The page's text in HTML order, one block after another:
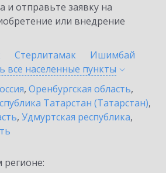
и отправьте заявку на
или внедрение
Стерлитамак
Ишимбай
все населенные пункты
, Оренбургская область,
Татарстан (Татарстан),
, Удмуртская республика,